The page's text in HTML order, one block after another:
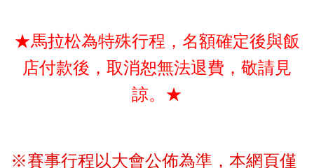
★馬拉松為特殊行程，名額確定後與飯
店付款後，取消恕無法退費，敬請見
諒。★
※賽事行程以大會公佈為準，本網頁僅